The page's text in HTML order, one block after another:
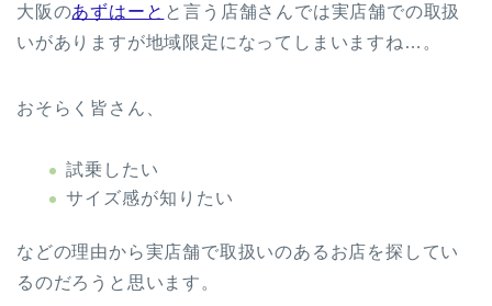
大阪のあずはーと と言う店舗さんでは実店舗での取扱
いがありますが地域限定になってしまいますね…。
おそらく皆さん、
試乗したい
サイズ感が知りたい
などの理由から実店舗で取扱いのあるお店を探してい
るのだろうと思います。